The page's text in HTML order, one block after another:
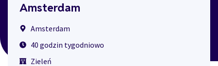
Amsterdam
Amsterdam
40 godzin tygodniowo
Zieleń